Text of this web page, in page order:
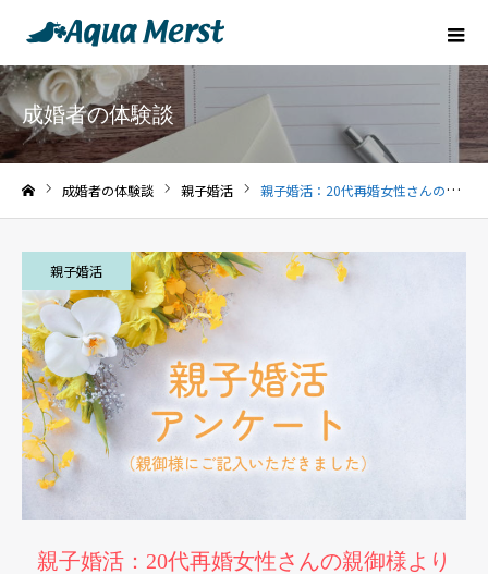
成婚者の体験談
成婚者の体験談 親子婚活 親子婚活：20代再婚女性さんの親御様より
親子婚活
親子婚活：20代再婚女性さんの親御様より